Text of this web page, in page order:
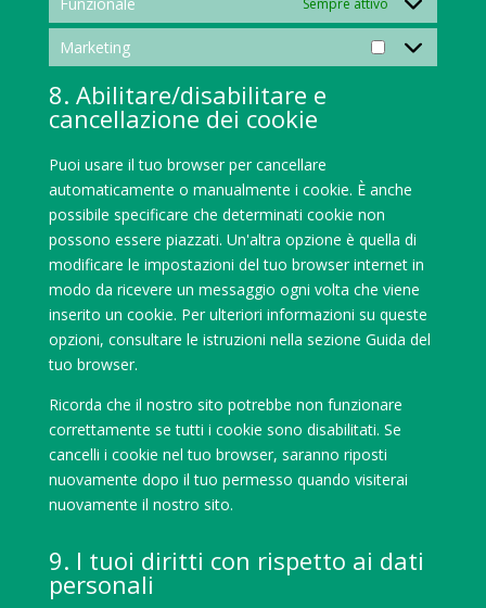
Marketing
Marketing
8. Abilitare/disabilitare e
cancellazione dei cookie
Puoi usare il tuo browser per cancellare
automaticamente o manualmente i cookie. È anche
possibile specificare che determinati cookie non
possono essere piazzati. Un'altra opzione è quella di
modificare le impostazioni del tuo browser internet in
modo da ricevere un messaggio ogni volta che viene
inserito un cookie. Per ulteriori informazioni su queste
opzioni, consultare le istruzioni nella sezione Guida del
tuo browser.
Ricorda che il nostro sito potrebbe non funzionare
correttamente se tutti i cookie sono disabilitati. Se
cancelli i cookie nel tuo browser, saranno riposti
nuovamente dopo il tuo permesso quando visiterai
nuovamente il nostro sito.
9. I tuoi diritti con rispetto ai dati
personali